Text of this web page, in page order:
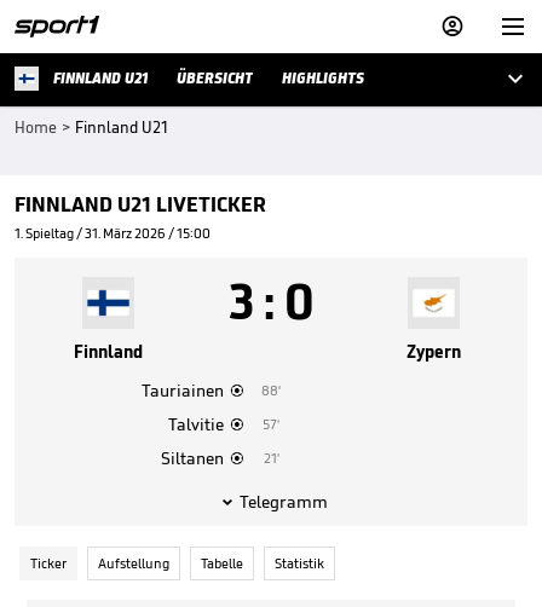


FINNLAND U21 ÜBERSICHT HIGHLIGHTS 
Home > Finnland U21
FINNLAND U21 LIVETICKER
1. Spieltag / 31. März 2026 / 15:00
3: 0
Finnland
Zypern
Tauriainen  88'
Talvitie  57'
Siltanen  21'
 Telegramm
Ticker Aufstellung Tabelle Statistik